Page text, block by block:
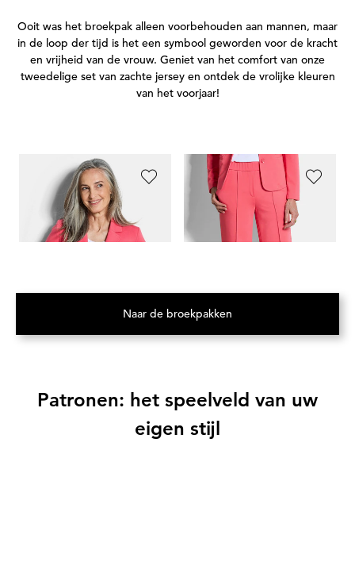
Ooit was het broekpak alleen voorbehouden aan mannen, maar
in de loop der tijd is het een symbool geworden voor de kracht
en vrijheid van de vrouw. Geniet van het comfort van onze
tweedelige set van zachte jersey en ontdek de vrolijke kleuren
van het voorjaar!
GOLDNER
Jersey blazer met reverskraag
99,95 €119,95 €
GOLDNER
Jersey broek VERA met biesjes
89,95 €
99,95 €
Naar de broekpakken(Opent in een nieuw tabblad)
Patronen: het speelveld van uw
eigen stijl